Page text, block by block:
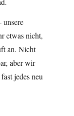
etwas nicht,
an. Nicht
aber wir
jedes neu